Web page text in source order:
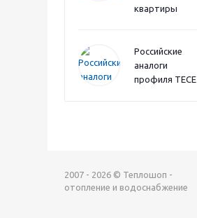
квартиры
Российские
аналоги
профиля TECE
2007 - 2026 © Теплошоп -
отопление и водоснабжение